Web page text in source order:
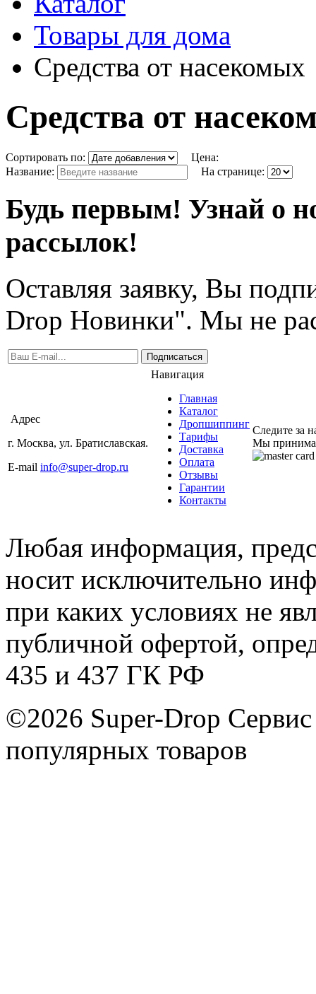
Товары для дома
Средства от насекомых
Средства от
Сортировать по:
Цена:
Название:
На странице:
Будь первым! Узнай о
рассылок!
Оставляя заявку, Вы
Drop Новинки". Мы не
Подписаться
Адрес
г. Москва, ул. Братиславская.
E-mail info@super-drop.ru
Навигация
Главная
Каталог
Дропшиппинг
Тарифы
Доставка
Оплата
Отзывы
Гарантии
Контакты
Следите за
Мы
Любая информация,
носит исключительно
при каких условиях не
публичной офертой,
435 и 437 ГК РФ
©2026 Super-Drop
популярных товаров